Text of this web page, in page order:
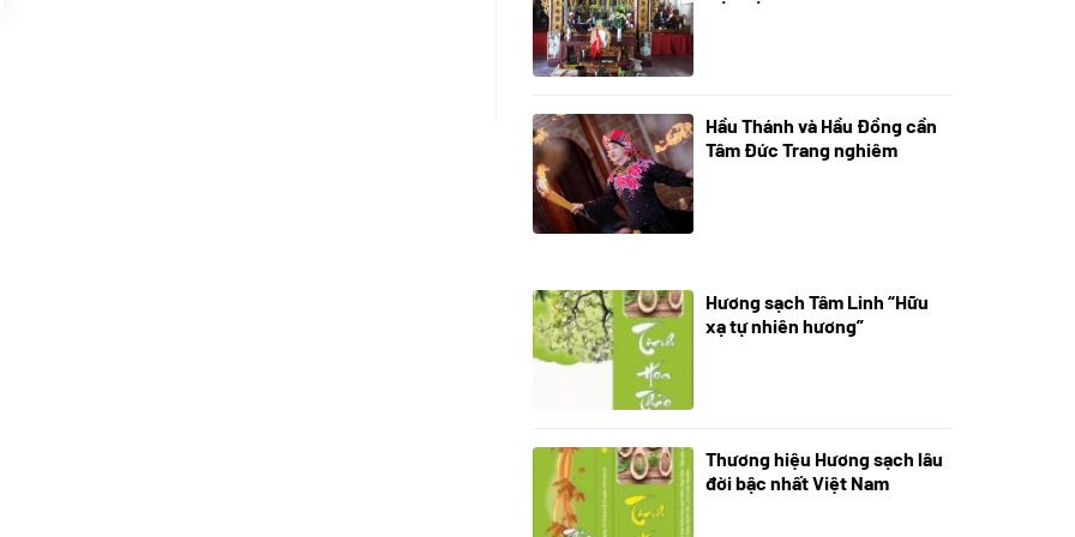
05/07/2024
Hầu Thánh và Hầu Đồng cần
Tâm Đức Trang nghiêm
28/10/2025
Hương sạch Tâm Linh “Hữu
xạ tự nhiên hương”
18/10/2025
Thương hiệu Hương sạch lâu
đời bậc nhất Việt Nam